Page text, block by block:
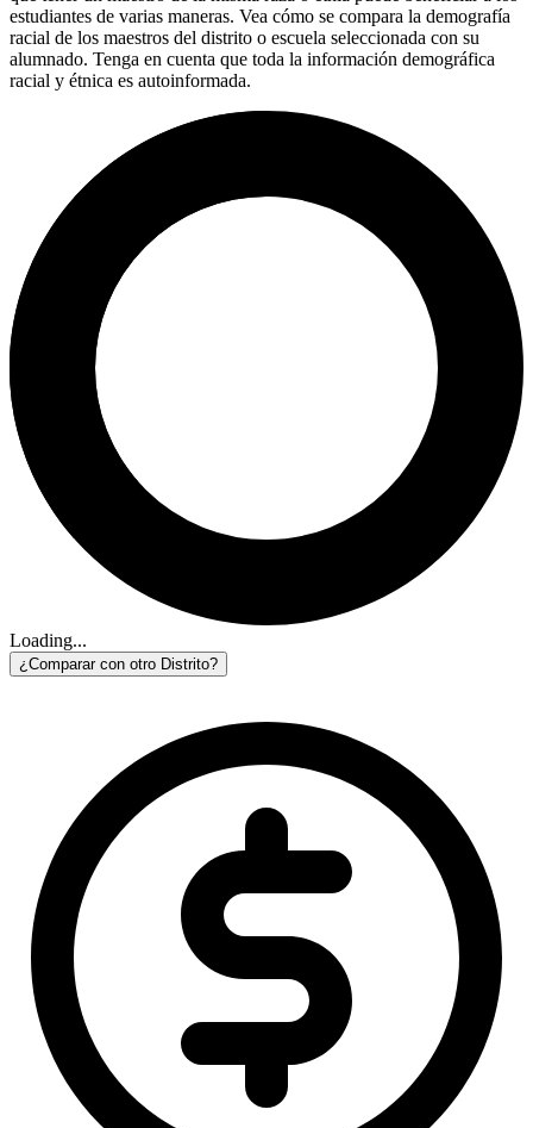
estudiantes de varias maneras. Vea cómo se compara la demografía
racial de los maestros del distrito o escuela seleccionada con su
alumnado. Tenga en cuenta que toda la información demográfica
racial y étnica es autoinformada.
Loading...
¿Comparar con otro Distrito?